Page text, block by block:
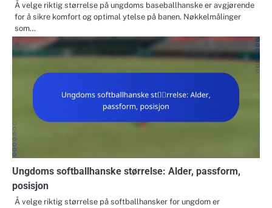
Å velge riktig størrelse på ungdoms baseballhanske er avgjørende
for å sikre komfort og optimal ytelse på banen. Nøkkelmålinger
som…
Ungdoms softballhanske størrelse: Alder, passform,
posisjon
Å velge riktig størrelse på softballhansker for ungdom er